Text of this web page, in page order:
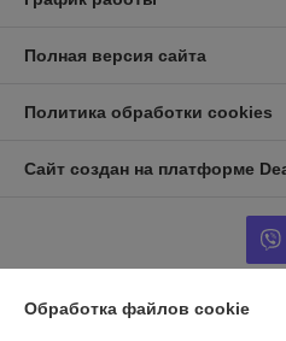
Полная версия сайта
Политика обработки cookies
Сайт создан на платформе
Обработка файлов cookie